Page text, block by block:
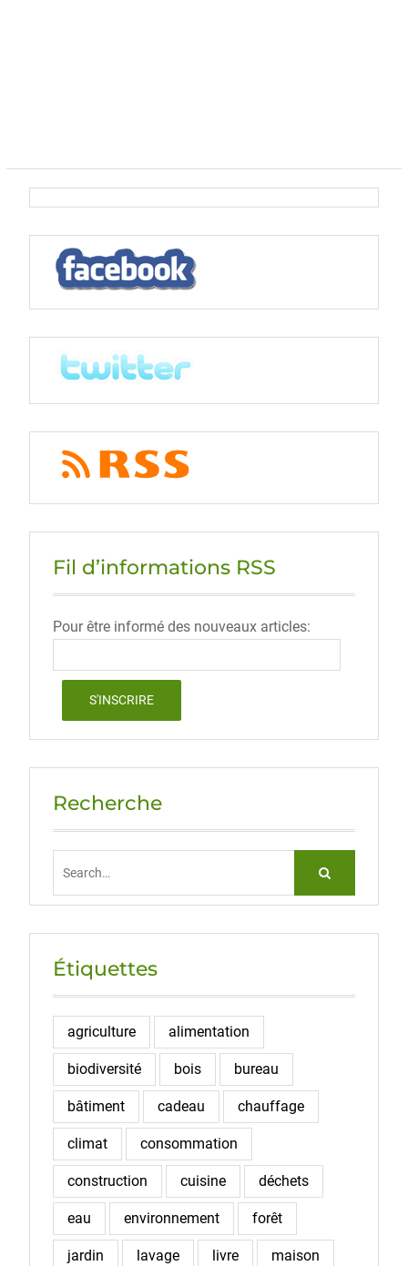
Fil d’informations RSS
Pour être informé des nouveaux articles:
Recherche
Étiquettes
agriculture alimentation
biodiversité bois bureau
bâtiment cadeau chauffage
climat consommation
construction cuisine déchets
eau environnement forêt
jardin lavage livre maison